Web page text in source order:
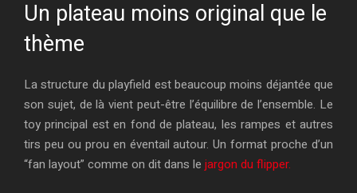
Un plateau moins original que le
thème
La structure du playfield est beaucoup moins déjantée que
son sujet, de là vient peut-être l’équilibre de l’ensemble. Le
toy principal est en fond de plateau, les rampes et autres
tirs peu ou prou en éventail autour. Un format proche d’un
“fan layout” comme on dit dans le jargon du flipper.